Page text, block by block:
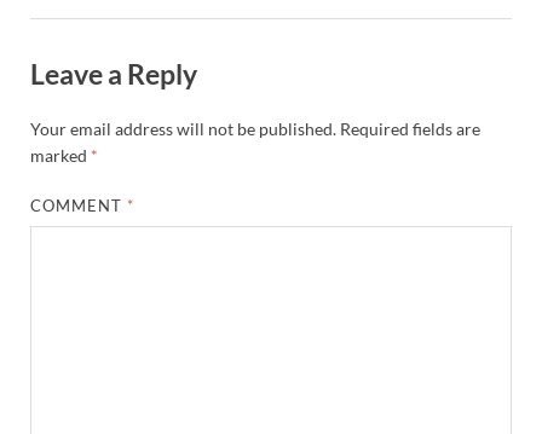
Leave a Reply
Your email address will not be published. Required fields are
marked *
COMMENT *